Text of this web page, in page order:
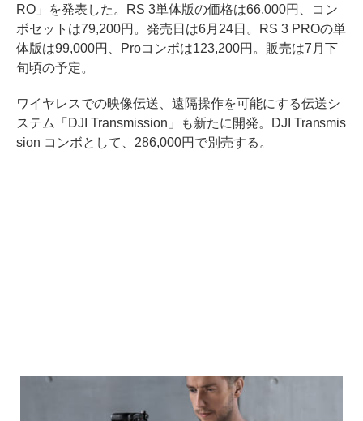
RO」を発表した。RS 3単体版の価格は66,000円、コン
ボセットは79,200円。発売日は6月24日。RS 3 PROの単
体版は99,000円、Proコンボは123,200円。販売は7月下
旬頃の予定。
ワイヤレスでの映像伝送、遠隔操作を可能にする伝送シ
ステム「DJI Transmission」も新たに開発。DJI Transmis
sion コンボとして、286,000円で別売する。